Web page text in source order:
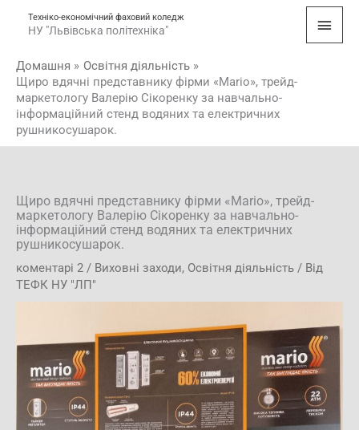
Техніко-економічний фаховий коледж
НУ "Львівська політехніка"
Домашня
Освітня діяльність
Щиро вдячні представнику фірми «Маrio», трейд-
маркетологу Валерію Сікоренку за навчально-
інформаційний стенд водяних та електричних
рушникосушарок.
Щиро вдячні представнику фірми «Маrio», трейд-
маркетологу Валерію Сікоренку за навчально-
інформаційний стенд водяних та електричних
рушникосушарок.
коментарі 2 / Виховні заходи, Освітня діяльність / Від
ТЕФК НУ "ЛП"